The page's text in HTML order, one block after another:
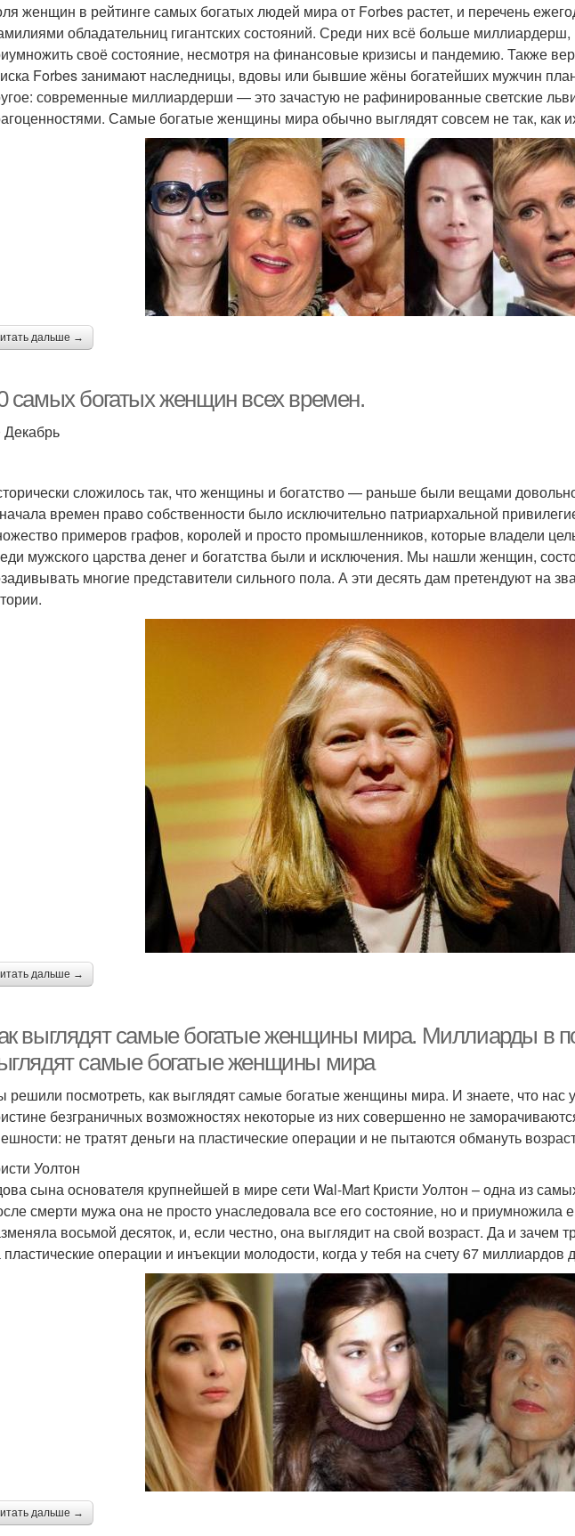
женщин в рейтинге самых богатых людей мира от Forbes растет, и перечень
обладательниц гигантских состояний. Среди них всё больше миллиардерш,
своё состояние, несмотря на финансовые кризисы и пандемию. Также
Forbes занимают наследницы, вдовы или бывшие жёны богатейших мужчин
современные миллиардерши — это зачастую не рафинированные светские
Самые богатые женщины мира обычно выглядят совсем не так, как
дальше →
самых богатых женщин всех времен.
Декабрь
сложилось так, что женщины и богатство — раньше были вещами
времен право собственности было исключительно патриархальной
примеров графов, королей и просто промышленников, которые владели
мужского царства денег и богатства были и исключения. Мы нашли женщин,
многие представители сильного пола. А эти десять дам претендуют на
дальше →
выглядят самые богатые женщины мира. Миллиарды в
самые богатые женщины мира
решили посмотреть, как выглядят самые богатые женщины мира. И знаете, что нас
безграничных возможностях некоторые из них совершенно не
не тратят деньги на пластические операции и не пытаются обмануть
Уолтон
сына основателя крупнейшей в мире сети Wal-Mart Кристи Уолтон – одна из
смерти мужа она не просто унаследовала все его состояние, но и приумножила
восьмой десяток, и, если честно, она выглядит на свой возраст. Да и зачем
пластические операции и инъекции молодости, когда у тебя на счету 67 миллиардов
дальше →